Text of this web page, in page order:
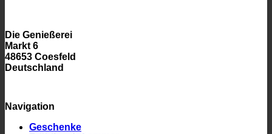
Die Genießerei
Markt 6
48653 Coesfeld
Deutschland
Navigation
Geschenke